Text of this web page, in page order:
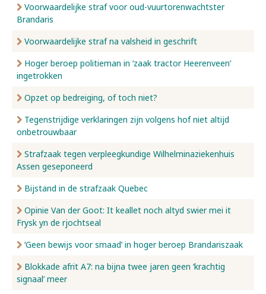
Voorwaardelijke straf voor oud-vuurtorenwachtster
Brandaris
Voorwaardelijke straf na valsheid in geschrift
Hoger beroep politieman in ‘zaak tractor Heerenveen’
ingetrokken
Opzet op bedreiging, of toch niet?
Tegenstrijdige verklaringen zijn volgens hof niet altijd
onbetrouwbaar
Strafzaak tegen verpleegkundige Wilhelminaziekenhuis
Assen geseponeerd
Bijstand in de strafzaak Quebec
Opinie Van der Goot: It keallet noch altyd swier mei it
Frysk yn de rjochtseal
‘Geen bewijs voor smaad’ in hoger beroep Brandariszaak
Blokkade afrit A7: na bijna twee jaren geen ‘krachtig
signaal’ meer